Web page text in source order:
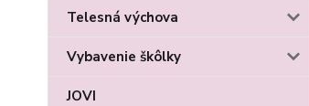
Telesná výchova
Vybavenie škôlky
JOVI